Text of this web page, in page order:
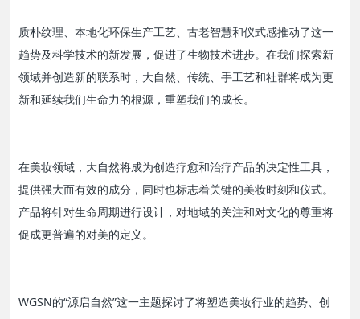
质朴纹理、本地化环保生产工艺、古老智慧和仪式感推动了这一
趋势及科学技术的新发展，促进了生物技术进步。在我们探索新
领域并创造新的联系时，大自然、传统、手工艺和社群将成为更
新和延续我们生命力的根源，重塑我们的成长。
在美妆领域，大自然将成为创造疗愈和治疗产品的决定性工具，
提供强大而有效的成分，同时也标志着关键的美妆时刻和仪式。
产品将针对生命周期进行设计，对地域的关注和对文化的尊重将
促成更普遍的对美的定义。
WGSN的“源启自然”这一主题探讨了将塑造美妆行业的趋势、创